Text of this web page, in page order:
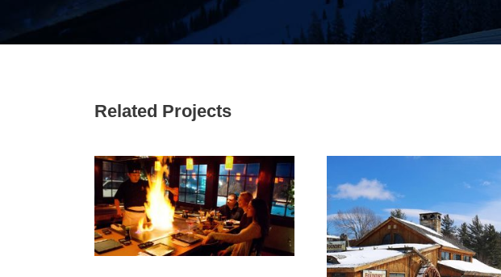
Related Projects
SUSHI YOSHI